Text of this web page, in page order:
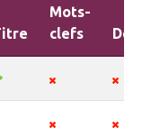
Mots-
clefs